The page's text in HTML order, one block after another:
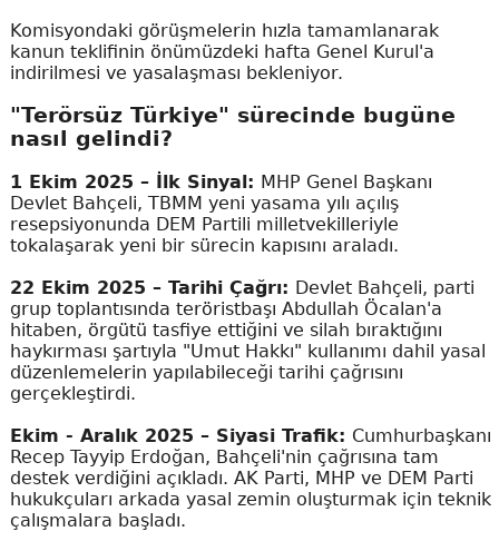
Komisyondaki görüşmelerin hızla tamamlanarak
kanun teklifinin önümüzdeki hafta Genel Kurul'a
indirilmesi ve yasalaşması bekleniyor.
"Terörsüz Türkiye" sürecinde bugüne
nasıl gelindi?
1 Ekim 2025 – İlk Sinyal: MHP Genel Başkanı
Devlet Bahçeli, TBMM yeni yasama yılı açılış
resepsiyonunda DEM Partili milletvekilleriyle
tokalaşarak yeni bir sürecin kapısını araladı.
22 Ekim 2025 – Tarihi Çağrı: Devlet Bahçeli, parti
grup toplantısında teröristbaşı Abdullah Öcalan'a
hitaben, örgütü tasfiye ettiğini ve silah bıraktığını
haykırması şartıyla "Umut Hakkı" kullanımı dahil yasal
düzenlemelerin yapılabileceği tarihi çağrısını
gerçekleştirdi.
Ekim - Aralık 2025 – Siyasi Trafik: Cumhurbaşkanı
Recep Tayyip Erdoğan, Bahçeli'nin çağrısına tam
destek verdiğini açıkladı. AK Parti, MHP ve DEM Parti
hukukçuları arkada yasal zemin oluşturmak için teknik
çalışmalara başladı.